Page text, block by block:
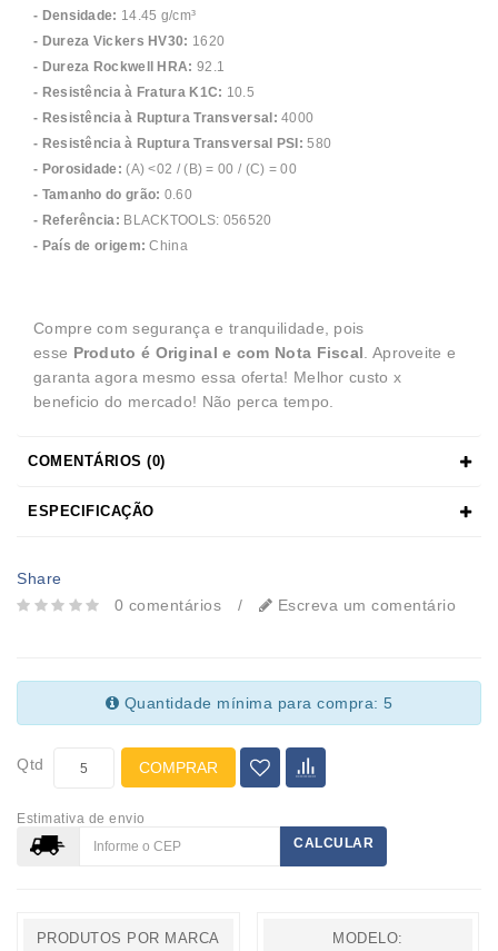
- Densidade: 14.45 g/cm³
- Dureza Vickers HV30: 1620
- Dureza Rockwell HRA: 92.1
- Resistência à Fratura K1C: 10.5
- Resistência à Ruptura Transversal: 4000
- Resistência à Ruptura Transversal PSI: 580
- Porosidade: (A) <02 / (B) = 00 / (C) = 00
- Tamanho do grão: 0.60
- Referência: BLACKTOOLS: 056520
- País de origem: China
Compre com segurança e tranquilidade, pois
esse Produto é Original e com Nota Fiscal. Aproveite e
garanta agora mesmo essa oferta! Melhor custo x
beneficio do mercado! Não perca tempo.
COMENTÁRIOS (0)
ESPECIFICAÇÃO
Share
0 comentários
/ Escreva um comentário
Quantidade mínima para compra: 5
Qtd COMPRAR
Estimativa de envio
CALCULAR
PRODUTOS POR MARCA MODELO: